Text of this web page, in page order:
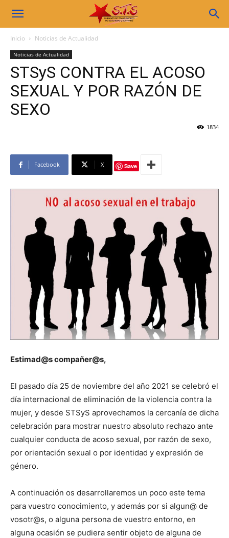
Sindicato
STS
Inicio Noticias de Actualidad
Noticias de Actualidad
STSyS CONTRA EL ACOSO
SEXUAL Y POR RAZÓN DE
SEXO
1834
Facebook X Save
Estimad@s compañer@s,
El pasado día 25 de noviembre del año 2021 se celebró el
día internacional de eliminación de la violencia contra la
mujer, y desde STSyS aprovechamos la cercanía de dicha
celebración para mostrar nuestro absoluto rechazo ante
cualquier conducta de acoso sexual, por razón de sexo,
por orientación sexual o por identidad y expresión de
género.
A continuación os desarrollaremos un poco este tema
para vuestro conocimiento, y además por si algun@ de
vosotr@s, o alguna persona de vuestro entorno, en
alguna ocasión se pudiera sentir objeto de alguna de